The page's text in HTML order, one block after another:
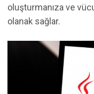
oluşturmanıza ve
olanak sağlar.